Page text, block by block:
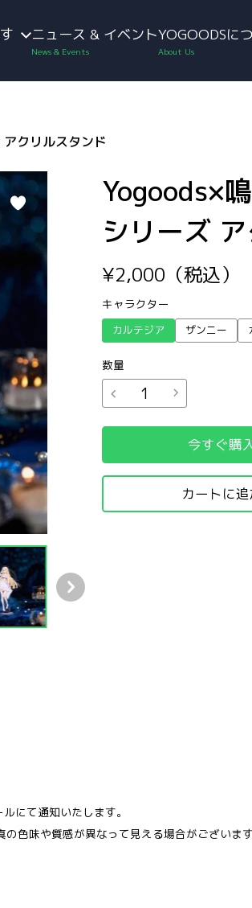
ニュース & イベントYOGOODSに
クリルスタンド
Yogoods×
シリーズ
¥2,000 （税込）
キャラクター
カルテジア ザンニー
数量
今すぐ購
カートに
にて通知いたします。
色味や質感が異なって見える場合がございま